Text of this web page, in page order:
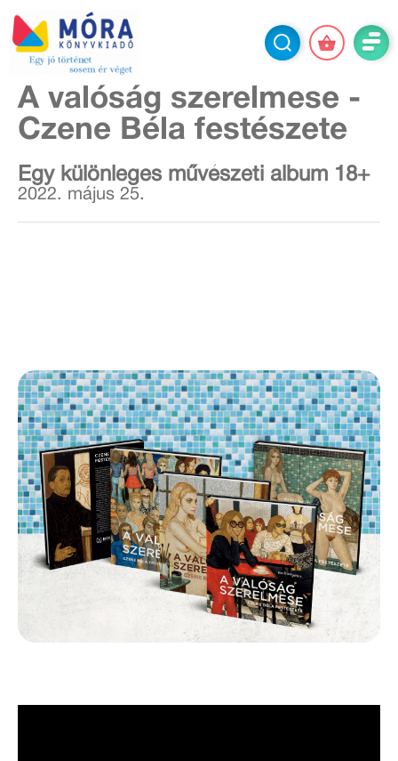
A valóság szerelmese -
Czene Béla festészete
Egy különleges művészeti album 18+
2022. május 25.